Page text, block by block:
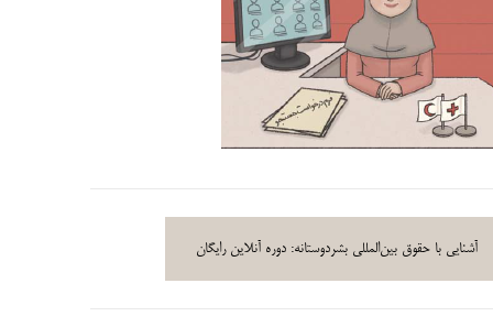
آشنایی با حقوق بین‌المللی بشردوستانه: دوره آنلاین رایگان